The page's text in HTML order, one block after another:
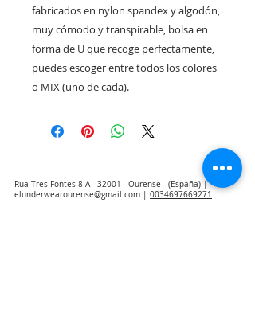
fabricados en nylon spandex y algodón,
muy cómodo y transpirable, bolsa en
forma de U que recoge perfectamente,
puedes escoger entre todos los colores
o MIX (uno de cada).
Rua Tres Fontes 8-A - 32001 - Ourense - (España) |
elunderwearourense@gmail.com
0034697669271